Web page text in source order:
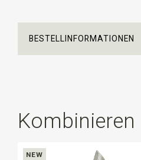
BESTELLINFORMATIONEN
NEW